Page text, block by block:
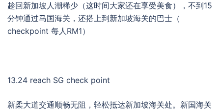
趁回新加坡人潮稀少（这时间大家还在享受美食），不到15
分钟通过马国海关，还搭上到新加坡海关的巴士（
checkpoint 每人RM1）
13.24 reach SG check point
新柔大道交通顺畅无阻，轻松抵达新加坡海关处。新国海关